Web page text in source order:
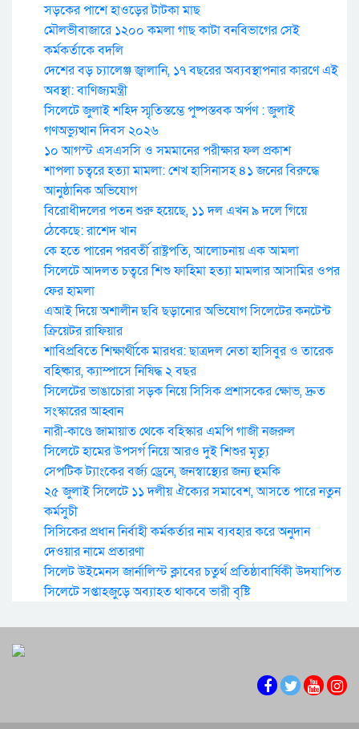
সড়কের পাশে হাওড়ের টাটকা মাছ
মৌলভীবাজারে ১২০০ কমলা গাছ কাটা বনবিভাগের সেই
কর্মকর্তাকে বদলি
দেশের বড় চ্যালেঞ্জ জ্বালানি, ১৭ বছরের অব্যবস্থাপনার কারণে এই
অবস্থা: বাণিজ্যমন্ত্রী
সিলেটে জুলাই শহিদ স্মৃতিস্তম্ভে পুষ্পস্তবক অর্পণ : জুলাই
গণঅভ্যুত্থান দিবস ২০২৬
১০ আগস্ট এসএসসি ও সমমানের পরীক্ষার ফল প্রকাশ
শাপলা চত্বরে হত্যা মামলা: শেখ হাসিনাসহ ৪১ জনের বিরুদ্ধে
আনুষ্ঠানিক অভিযোগ
বিরোধীদলের পতন শুরু হয়েছে, ১১ দল এখন ৯ দলে গিয়ে
ঠেকেছে: রাশেদ খান
কে হতে পারেন পরবর্তী রাষ্ট্রপতি, আলোচনায় এক আমলা
সিলেটে আদলত চত্বরে শিশু ফাহিমা হত্যা মামলার আসামির ওপর
ফের হামলা
এআই দিয়ে অশালীন ছবি ছড়ানোর অভিযোগ সিলেটের কনটেন্ট
ক্রিয়েটর রাফিয়ার
শাবিপ্রবিতে শিক্ষার্থীকে মারধর: ছাত্রদল নেতা হাসিবুর ও তারেক
বহিষ্কার, ক্যাম্পাসে নিষিদ্ধ ২ বছর
সিলেটের ভাঙাচোরা সড়ক নিয়ে সিসিক প্রশাসকের ক্ষোভ, দ্রুত
সংস্কারের আহ্বান
নারী-কাণ্ডে জামায়াত থেকে বহিস্কার এমপি গাজী নজরুল
সিলেটে হামের উপসর্গ নিয়ে আরও দুই শিশুর মৃত্যু
সেপটিক ট্যাংকের বর্জ্য ড্রেনে, জনস্বাস্থ্যের জন্য হুমকি
২৫ জুলাই সিলেটে ১১ দলীয় ঐক্যের সমাবেশ, আসতে পারে নতুন
কর্মসুচী
সিসিকের প্রধান নির্বাহী কর্মকর্তার নাম ব্যবহার করে অনুদান
দেওয়ার নামে প্রতারণা
সিলেট উইমেনস জার্নালিস্ট ক্লাবের চতুর্থ প্রতিষ্ঠাবার্ষিকী উদযাপিত
সিলেটে সপ্তাহজুড়ে অব্যাহত থাকবে ভারী বৃষ্টি